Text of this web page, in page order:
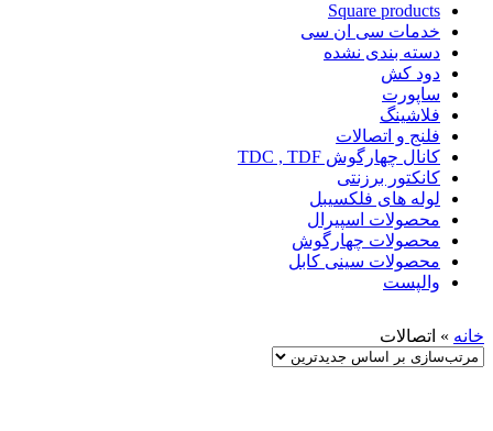
Square products
خدمات سی ان سی
دسته بندی نشده
دود کش
ساپورت
فلاشینگ
فلنج و اتصالات
کانال چهارگوش TDC , TDF
کانکتور برزنتی
لوله های فلکسیبل
محصولات اسپیرال
محصولات چهارگوش
محصولات سینی کابل
والپست
خانه » اتصالات